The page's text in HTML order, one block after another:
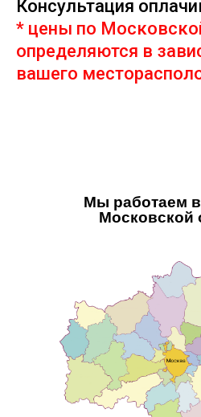
Консультация
* цены по
определяются в
вашего
Мы работаем
Московской